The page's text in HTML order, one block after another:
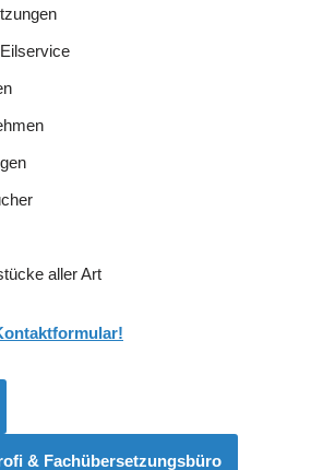
aller Art
& Fachübersetzungsbüro